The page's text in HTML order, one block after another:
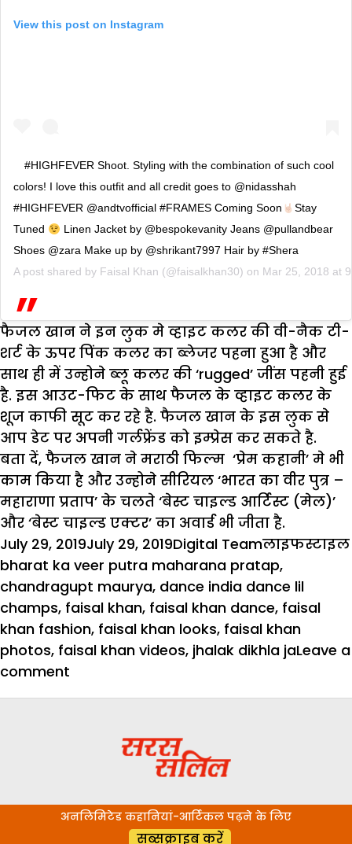
View this post on Instagram
#HIGHFEVER Shoot. Styling with the combination of such cool
colors! I love this outfit and all credit goes to @nidasshah
#HIGHFEVER @andtvofficial #FRAMES Coming Soon
Stay
Tuned
Linen Jacket by @bespokevanity Jeans @pullandbear
Shoes @zara Make up by @shrikant7997 Hair by #Shera
A post shared by Faisal Khan (@faisalkhan30) on Mar 25, 2018 at
फैजल खान ने इन लुक मे व्हाइट कलर की वी-नैक टी-
शर्ट के ऊपर पिंक कलर का ब्लेजर पहना हुआ है और
साथ ही में उन्होने ब्लू कलर की ‘rugged’ जींस पहनी हुई
है. इस आउट-फिट के साथ फैजल के व्हाइट कलर के
शूज काफी सूट कर रहे है. फैजल खान के इस लुक से
आप डेट पर अपनी गर्लफ्रेंड को इम्प्रेस कर सकते है.
बता दें, फैजल खान ने मराठी फिल्म ‘प्रेम कहानी’ मे भी
काम किया है और उन्होने सीरियल ‘भारत का वीर पुत्र –
महाराणा प्रताप’ के चलते ‘बेस्ट चाइल्ड आर्टिस्ट (मेल)’
और ‘बेस्ट चाइल्ड एक्टर’ का अवार्ड भी जीता है.
Posted
on
July 29, 2019July 29, 2019Author
Digital TeamCategories
लाइफस्टाइल
bharat ka veer putra maharana pratap,
chandragupt maurya, dance india dance lil
champs, faisal khan, faisal khan dance, faisal
khan fashion, faisal khan looks, faisal khan
photos, faisal khan videos, jhalak dikhla jaLeave a
comment
लुक
अनलिमिटेड कहानियां-आर्टिकल पढ़ने के लिए
सब्सक्राइब करें